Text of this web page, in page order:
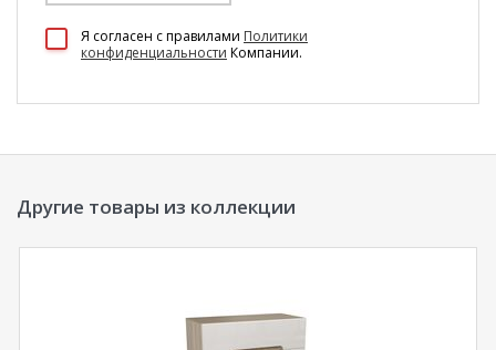
Я согласен c правилами Политики
конфиденциальности Компании.
Другие товары из коллекции